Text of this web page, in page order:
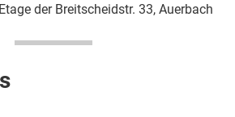
der Breitscheidstr. 33, Auerbach